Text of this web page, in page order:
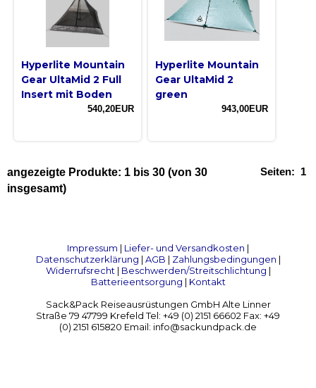
Hyperlite Mountain
Gear UltaMid 2 Full
Insert mit Boden
540,20EUR
Hyperlite Mountain
Gear UltaMid 2
green
943,00EUR
Seiten: 1
angezeigte Produkte: 1 bis 30 (von 30
insgesamt)
Impressum | Liefer- und Versandkosten |
Datenschutzerklärung | AGB | Zahlungsbedingungen |
Widerrufsrecht | Beschwerden/Streitschlichtung |
Batterieentsorgung | Kontakt
Sack&Pack Reiseausrüstungen GmbH Alte Linner
Straße 79 47799 Krefeld Tel: +49 (0) 2151 66602 Fax: +49
(0) 2151 615820 Email: info@sackundpack.de